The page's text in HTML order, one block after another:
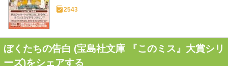
2543
ぼくたちの告白 (宝島社文庫 『このミス』大賞シリ
ーズ)をシェアする